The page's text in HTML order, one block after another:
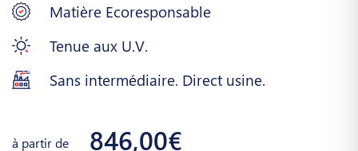
Matière Ecoresponsable
Tenue aux U.V.
Sans intermédiaire. Direct usine.
à partir de 846,00€